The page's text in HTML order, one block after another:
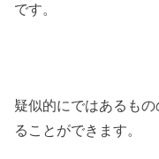
です。
疑似的にではあるも
ることができます。